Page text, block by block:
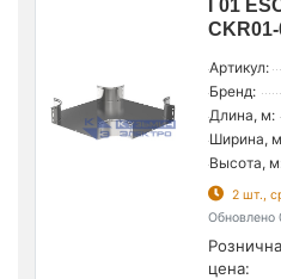
Г01
Артикул:
Бренд:
Длина, м:
Ширина,
Высота,
2 шт.,
Обновлено
цена: